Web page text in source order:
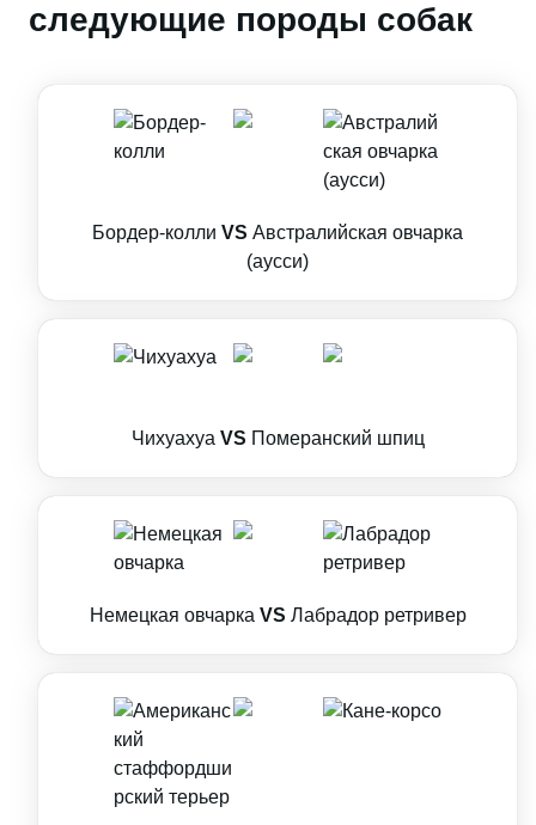
следующие породы собак
Бордер-колли VS Австралийская овчарка
(аусси)
Чихуахуа VS Померанский шпиц
Немецкая овчарка VS Лабрадор ретривер